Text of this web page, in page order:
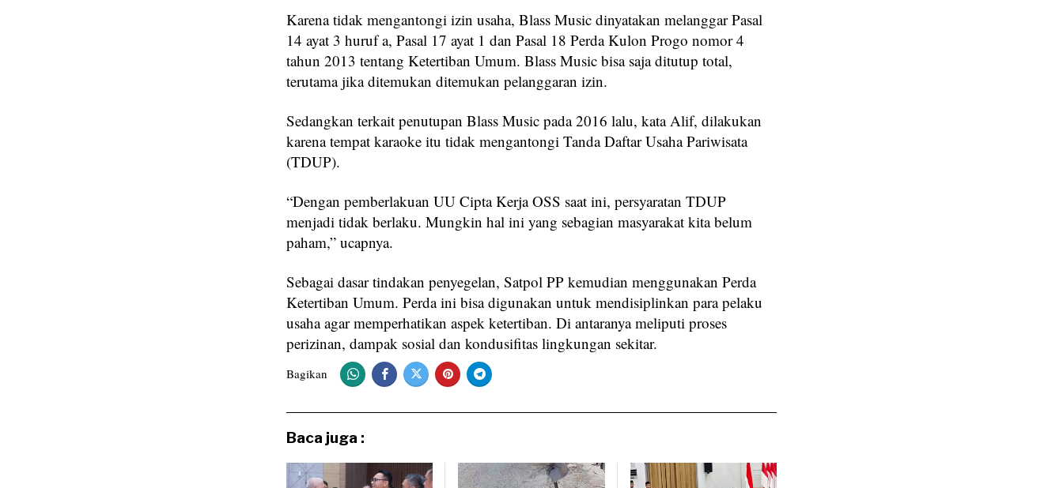
Karena tidak mengantongi izin usaha, Blass Music dinyatakan melanggar Pasal
14 ayat 3 huruf a, Pasal 17 ayat 1 dan Pasal 18 Perda Kulon Progo nomor 4
tahun 2013 tentang Ketertiban Umum. Blass Music bisa saja ditutup total,
terutama jika ditemukan ditemukan pelanggaran izin.
Sedangkan terkait penutupan Blass Music pada 2016 lalu, kata Alif, dilakukan
karena tempat karaoke itu tidak mengantongi Tanda Daftar Usaha Pariwisata
(TDUP).
“Dengan pemberlakuan UU Cipta Kerja OSS saat ini, persyaratan TDUP
menjadi tidak berlaku. Mungkin hal ini yang sebagian masyarakat kita belum
paham,” ucapnya.
Sebagai dasar tindakan penyegelan, Satpol PP kemudian menggunakan Perda
Ketertiban Umum. Perda ini bisa digunakan untuk mendisiplinkan para pelaku
usaha agar memperhatikan aspek ketertiban. Di antaranya meliputi proses
perizinan, dampak sosial dan kondusifitas lingkungan sekitar.
Bagikan
Baca juga :